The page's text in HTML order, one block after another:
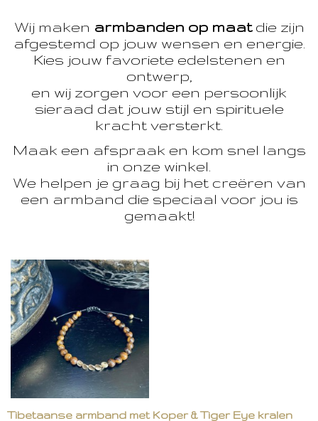
Wij maken armbanden op maatdie zijn
afgestemd op jouw wensen en energie.
Kies jouw favoriete edelstenen en
ontwerp,
en wij zorgen voor een persoonlijk
sieraad dat jouw stijl en spirituele
kracht versterkt.
Maak een afspraak en kom snel langs
in onze winkel.
We helpen je graag bij het creëren van
een armband die speciaal voor jou is
gemaakt!
Tibetaanse armband met Koper & Tiger Eye kralen